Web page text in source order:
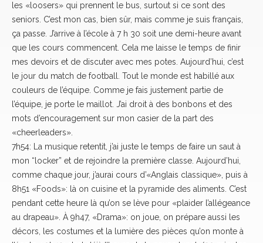
les «loosers» qui prennent le bus, surtout si ce sont des
seniors. C’est mon cas, bien sûr, mais comme je suis français,
ça passe. J’arrive à l’école à 7 h 30 soit une demi-heure avant
que les cours commencent. Cela me laisse le temps de finir
mes devoirs et de discuter avec mes potes. Aujourd’hui, c’est
le jour du match de football. Tout le monde est habillé aux
couleurs de l’équipe. Comme je fais justement partie de
l’équipe, je porte le maillot. J’ai droit à des bonbons et des
mots d’encouragement sur mon casier de la part des
«cheerleaders».
7h54: La musique retentit, j’ai juste le temps de faire un saut à
mon “locker” et de rejoindre la première classe. Aujourd’hui,
comme chaque jour, j’aurai cours d’«Anglais classique», puis à
8h51 «Foods»: là on cuisine et la pyramide des aliments. C’est
pendant cette heure là qu’on se lève pour «plaider l’allégeance
au drapeau». À 9h47, «Drama»: on joue, on prépare aussi les
décors, les costumes et la lumière des pièces qu’on monte à